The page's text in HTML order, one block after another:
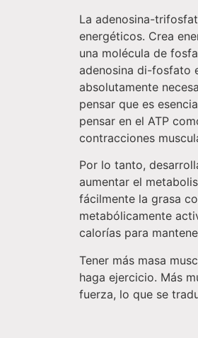
La adenosina-
energéticos. Crea
una molécula de
adenosina di-fosfato
absolutamente
pensar que es
pensar en el ATP
contracciones
Por lo tanto,
aumentar el
fácilmente la grasa
metabólicamente
calorías para
Tener más masa
haga ejercicio. Más
fuerza, lo que se